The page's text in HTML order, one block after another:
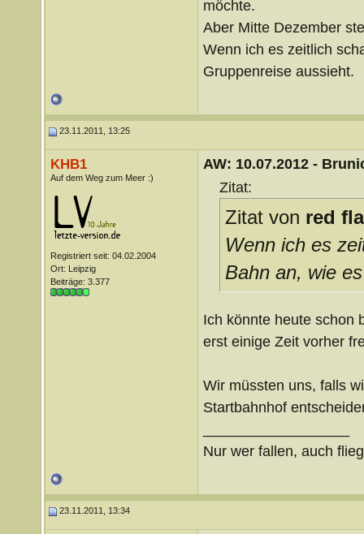
möchte.
Aber Mitte Dezember
Wenn ich es zeitlich
Gruppenreise aussieht.
23.11.2011, 13:25
KHB1
Auf dem Weg zum Meer :)
Registriert seit: 04.02.2004
Ort: Leipzig
Beiträge: 3.377
AW: 10.07.2012 -
Zitat:
Zitat von red
Wenn ich es
Bahn an, wie
Ich könnte heute schon
erst einige Zeit vorher
Wir müssten uns, falls
Startbahnhof
Nur wer fallen, auch
23.11.2011, 13:34